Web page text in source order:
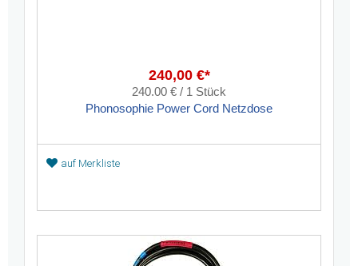
240,00 €*
240.00 € / 1 Stück
Phonosophie Power Cord Netzdose
auf Merkliste